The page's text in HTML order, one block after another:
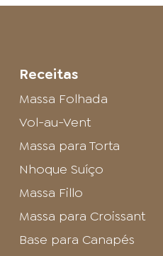
Receitas
Massa Folhada
Vol-au-Vent
Massa para Torta
Nhoque Suíço
Massa Fillo
Massa para Croissant
Base para Canapés